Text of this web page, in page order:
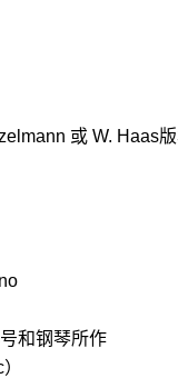
或 W. Haas
和钢琴所作
）